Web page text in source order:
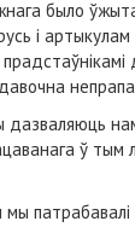
было
і
дазваляюць
ў
мы